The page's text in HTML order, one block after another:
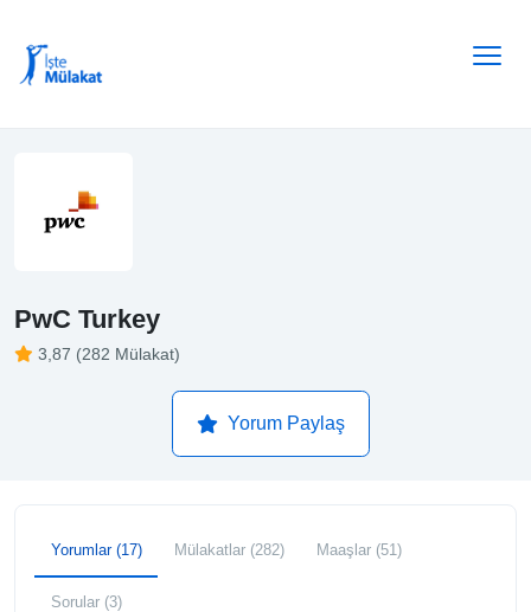
PwC Turkey
3,87 (282 Mülakat)
Yorum Paylaş
Yorumlar (17) Mülakatlar (282) Maaşlar (51)
Sorular (3)